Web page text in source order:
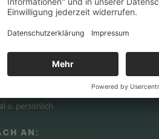
besprechen wir
und Sie erhalten
o. persönlich
AN: